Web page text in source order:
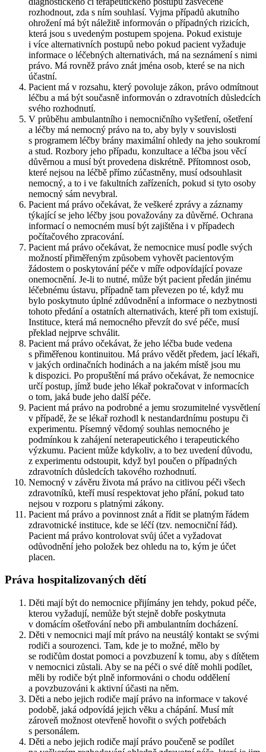
rozhodnout, zda s ním souhlasí. Vyjma případů akutního
ohrožení má být náležitě informován o případných rizicích,
která jsou s uvedeným postupem spojena. Pokud existuje
i více alternativních postupů nebo pokud pacient vyžaduje
informace o léčebných alternativách, má na seznámení s nimi
právo. Má rovněž právo znát jména osob, které se na nich
účastní.
Pacient má v rozsahu, který povoluje zákon, právo odmítnout
léčbu a má být současně informován o zdravotních důsledcích
svého rozhodnutí.
V průběhu ambulantního i nemocničního vyšetření, ošetření
a léčby má nemocný právo na to, aby byly v souvislosti
s programem léčby brány maximální ohledy na jeho soukromí
a stud. Rozbory jeho případu, konzultace a léčba jsou věcí
důvěrnou a musí být provedena diskrétně. Přítomnost osob,
které nejsou na léčbě přímo zúčastněny, musí odsouhlasit
nemocný, a to i ve fakultních zařízeních, pokud si tyto osoby
nemocný sám nevybral.
Pacient má právo očekávat, že veškeré zprávy a záznamy
týkající se jeho léčby jsou považovány za důvěrné. Ochrana
informací o nemocném musí být zajištěna i v případech
počítačového zpracování.
Pacient má právo očekávat, že nemocnice musí podle svých
možností přiměřeným způsobem vyhovět pacientovým
žádostem o poskytování péče v míře odpovídající povaze
onemocnění. Je-li to nutné, může být pacient předán jinému
léčebnému ústavu, případně tam převezen po té, když mu
bylo poskytnuto úplné zdůvodnění a informace o nezbytnosti
tohoto předání a ostatních alternativách, které při tom existují.
Instituce, která má nemocného převzít do své péče, musí
překlad nejprve schválit.
Pacient má právo očekávat, že jeho léčba bude vedena
s přiměřenou kontinuitou. Má právo vědět předem, jací lékaři,
v jakých ordinačních hodinách a na jakém místě jsou mu
k dispozici. Po propuštění má právo očekávat, že nemocnice
určí postup, jímž bude jeho lékař pokračovat v informacích
o tom, jaká bude jeho další péče.
Pacient má právo na podrobné a jemu srozumitelné vysvětlení
v případě, že se lékař rozhodl k nestandardnímu postupu či
experimentu. Písemný vědomý souhlas nemocného je
podmínkou k zahájení neterapeutického i terapeutického
výzkumu. Pacient může kdykoliv, a to bez uvedení důvodu,
z experimentu odstoupit, když byl poučen o případných
zdravotních důsledcích takového rozhodnutí.
Nemocný v závěru života má právo na citlivou péči všech
zdravotníků, kteří musí respektovat jeho přání, pokud tato
nejsou v rozporu s platnými zákony.
Pacient má právo a povinnost znát a řídit se platným řádem
zdravotnické instituce, kde se léčí (tzv. nemocniční řád).
Pacient má právo kontrolovat svůj účet a vyžadovat
odůvodnění jeho položek bez ohledu na to, kým je účet
placen.
Práva hospitalizovaných dětí
Děti mají být do nemocnice přijímány jen tehdy, pokud péče,
kterou vyžadují, nemůže být stejně dobře poskytnuta
v domácím ošetřování nebo při ambulantním docházení.
Děti v nemocnici mají mít právo na neustálý kontakt se svými
rodiči a sourozenci. Tam, kde je to možné, mělo by
se rodičům dostat pomoci a povzbuzení k tomu, aby s dítětem
v nemocnici zůstali. Aby se na péči o své dítě mohli podílet,
měli by rodiče být plně informováni o chodu oddělení
a povzbuzováni k aktivní účasti na něm.
Děti a nebo jejich rodiče mají právo na informace v takové
podobě, jaká odpovídá jejich věku a chápání. Musí mít
zároveň možnost otevřeně hovořit o svých potřebách
s personálem.
Děti a nebo jejich rodiče mají právo poučeně se podílet